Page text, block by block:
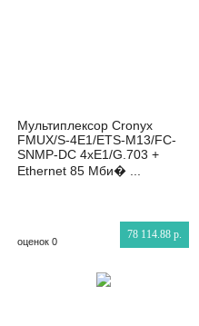
Мультиплексор Cronyx
FMUX/S-4E1/ETS-M13/FC-
SNMP-DC 4xE1/G.703 +
Ethernet 85 Мби� ...
78 114.88 р.
оценок 0